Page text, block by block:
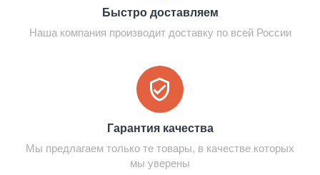
Быстро доставляем
Наша компания производит доставку по всей России
Гарантия качества
Мы предлагаем только те товары, в качестве которых
мы уверены